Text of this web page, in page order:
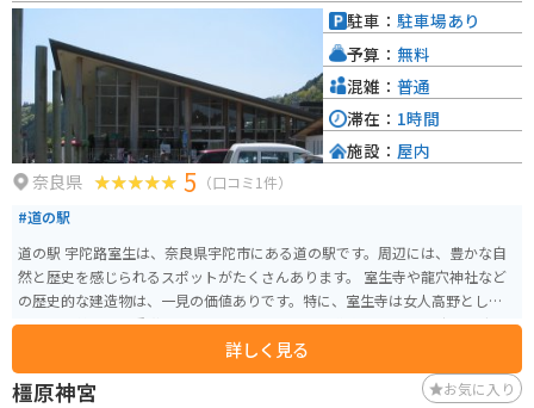
場もあるのでご安心ください♪ちなみにバイクも駐車可能です。春や秋は参
拝客で混雑が予想されますので時間に余裕を持って行くことをオススメしま
す。
奈良県 5 （口コミ1件）
#道の駅
道の駅 宇陀路室生は、奈良県宇陀市にある道の駅です。周辺には、豊かな自
然と歴史を感じられるスポットがたくさんあります。 室生寺や龍穴神社など
の歴史的な建造物は、一見の価値ありです。特に、室生寺は女人高野として
知られ、美しい五重塔や仏像は必見です。周辺の道路は、ワインディングロ
ードになっている場所もあり、ツーリングにも最適です。道の駅には、地元
の特産品を販売するショップやレストランがあり、休憩に最適です。 名物の
しいたけをはじめとした、地元でとれた新鮮な野菜や果物を使った料理を楽
詳しく見る
駐車： 駐車場あり
予算： 無料
混雑： 普通
滞在： 1時間
施設： 屋内
橿原神宮 お気に入り